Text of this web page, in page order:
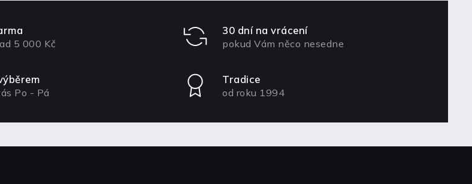
5 000 Kč
30 dní na vrácení
pokud Vám něco nesedne
Po - Pá
Tradice
od roku 1994